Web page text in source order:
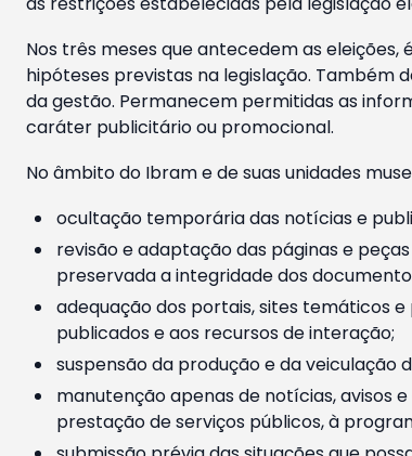
Nos três meses que antecedem as
hipóteses previstas na legislação. Também
da gestão. Permanecem permitidas as
caráter publicitário ou promocional.
No âmbito do Ibram e de suas unidades
ocultação temporária das notícias e
revisão e adaptação das páginas e
preservada a integridade dos
adequação dos portais, sites temáticos e
publicados e aos recursos de interação;
suspensão da produção e da
manutenção apenas de notícias, avisos
prestação de serviços públicos, à